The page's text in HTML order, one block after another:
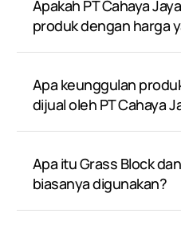
Apakah PT Cahaya
produk dengan harga
Apa keunggulan
dijual oleh PT Cahaya
Apa itu Grass Block
biasanya digunakan?